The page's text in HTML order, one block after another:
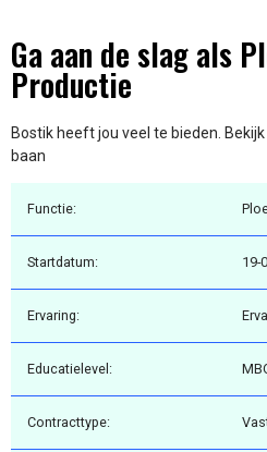
Ga aan de slag als
Productie
Bostik heeft jou veel te bieden.
baan
Functie:
Startdatum: 19-
Ervaring:
Educatielevel:
Contracttype: